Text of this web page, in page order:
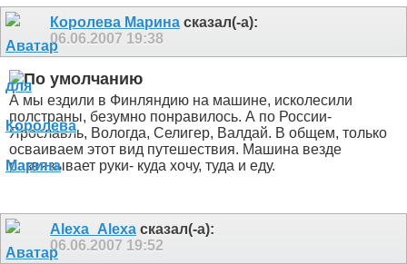
Королева Марина сказал(-а):
06.06.2007 19:38
А мы ездили в Финляндию на машине, исколесили
полстраны, безумно понравилось. А по России-
Ярославль, Вологда, Селигер, Валдай. В общем, только
осваиваем этот вид путешествия. Машина везде
развязывает руки- куда хочу, туда и еду.
Alexa_Alexa сказал(-а):
06.06.2007 19:52